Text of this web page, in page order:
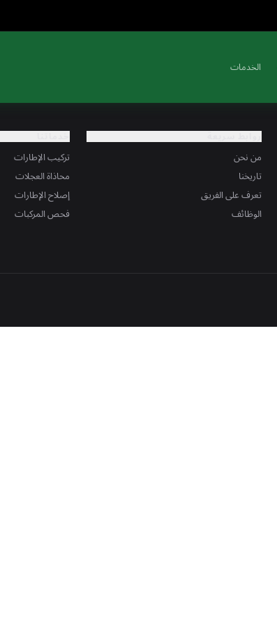
الخدمات
من نحن
تاريخنا
تعرف على الفريق
الوظائف
تركيب الإطارات
محاذاة العجلات
إصلاح الإطارات
فحص المركبات